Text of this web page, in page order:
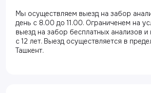
Мы осуществляем выезд на забор
день с 8.00 до 11.00. Ограниченем на
выезд на забор бесплатных анализов и
с 12 лет. Выезд осуществляется в
Ташкент.
Главная
О клиники
Акции